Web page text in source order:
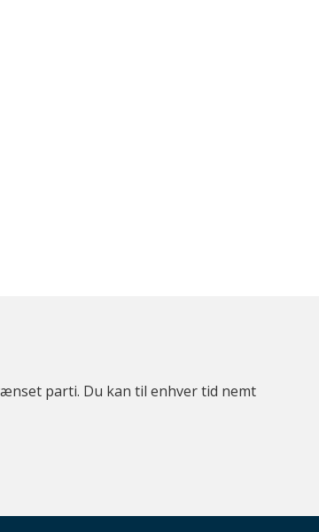
parti. Du kan til enhver tid nemt